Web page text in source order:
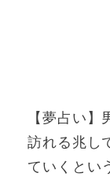
【夢占い
訪れる兆し
ていくとい